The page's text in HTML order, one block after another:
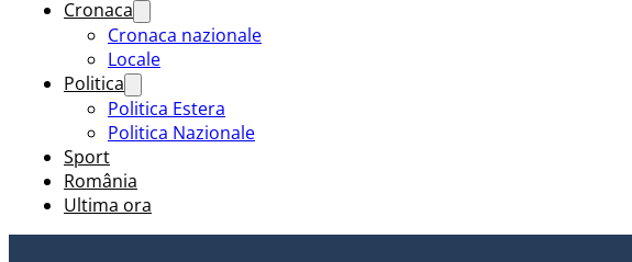
Cronaca
Cronaca nazionale
Locale
Politica
Politica Estera
Politica Nazionale
Sport
România
Ultima ora